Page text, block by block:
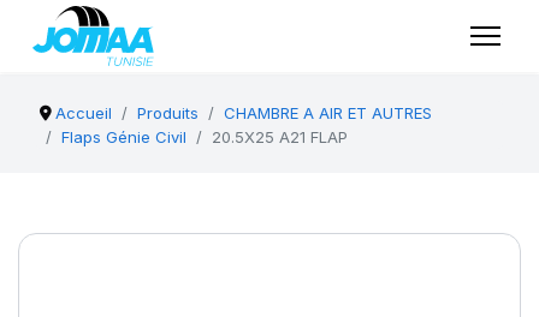
Accueil Produits
CHAMBRE A AIR ET AUTRES
Flaps Génie Civil
20.5X25 A21 FLAP